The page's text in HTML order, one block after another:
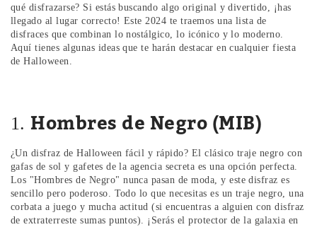
qué disfrazarse? Si estás buscando algo original y divertido, ¡has
llegado al lugar correcto! Este 2024 te traemos una lista de
disfraces que combinan lo nostálgico, lo icónico y lo moderno.
Aquí tienes algunas ideas que te harán destacar en cualquier fiesta
de Halloween.
1. Hombres de Negro (MIB)
¿Un disfraz de Halloween fácil y rápido? El clásico traje negro con
gafas de sol y gafetes de la agencia secreta es una opción perfecta.
Los "Hombres de Negro" nunca pasan de moda, y este disfraz es
sencillo pero poderoso. Todo lo que necesitas es un traje negro, una
corbata a juego y mucha actitud (si encuentras a alguien con disfraz
de extraterreste sumas puntos). ¡Serás el protector de la galaxia en